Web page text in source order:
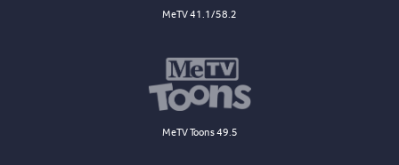
MeTV 41.1/58.2
MeTV Toons 49.5